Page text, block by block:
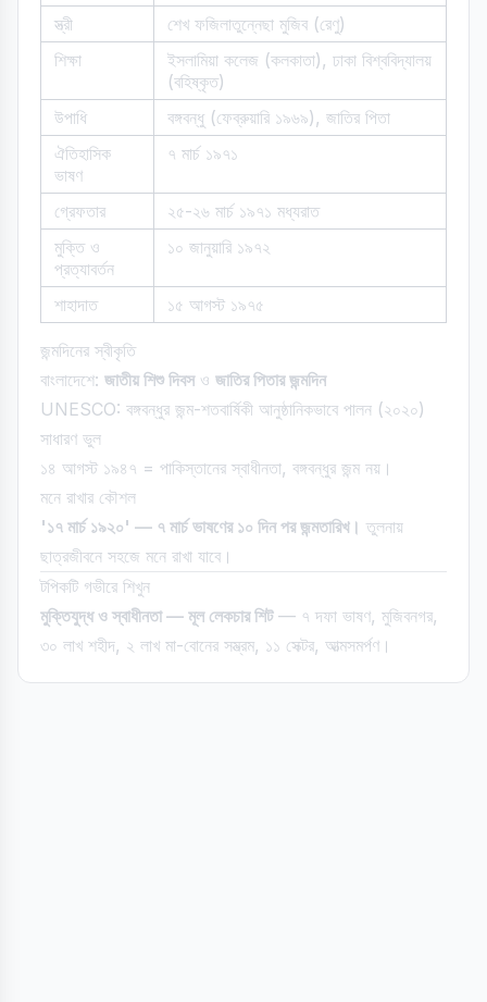
স্ত্রী
শেখ ফজিলাতুন্নেছা মুজিব (রেণু)
শিক্ষা
ইসলামিয়া কলেজ (কলকাতা), ঢাকা বিশ্ববিদ্যালয়
(বহিষ্কৃত)
উপাধি
বঙ্গবন্ধু (ফেব্রুয়ারি ১৯৬৯), জাতির পিতা
ঐতিহাসিক
ভাষণ
৭ মার্চ ১৯৭১
গ্রেফতার
২৫-২৬ মার্চ ১৯৭১ মধ্যরাত
মুক্তি ও
প্রত্যাবর্তন
১০ জানুয়ারি ১৯৭২
শাহাদাত ১৫ আগস্ট ১৯৭৫
জন্মদিনের স্বীকৃতি
বাংলাদেশে: জাতীয় শিশু দিবসও জাতির পিতার জন্মদিন
UNESCO: বঙ্গবন্ধুর জন্ম-শতবার্ষিকী আনুষ্ঠানিকভাবে পালন (২০২০)
সাধারণ ভুল
১৪ আগস্ট ১৯৪৭ = পাকিস্তানের স্বাধীনতা, বঙ্গবন্ধুর জন্ম নয়।
মনে রাখার কৌশল
'১৭ মার্চ ১৯২০' — ৭ মার্চ ভাষণের ১০ দিন পর জন্মতারিখ। তুলনায়
ছাত্রজীবনে সহজে মনে রাখা যাবে।
টপিকটি গভীরে শিখুন
মুক্তিযুদ্ধ ও স্বাধীনতা — মূল লেকচার শিট— ৭ দফা ভাষণ, মুজিবনগর,
৩০ লাখ শহীদ, ২ লাখ মা-বোনের সম্ভ্রম, ১১ সেক্টর, আত্মসমর্পণ।